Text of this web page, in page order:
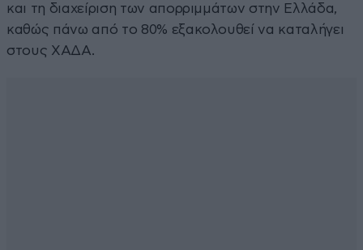
και τη διαχείριση των απορριμμάτων στην Ελλάδα,
καθώς πάνω από το 80% εξακολουθεί να καταλήγει
στους ΧΑΔΑ.